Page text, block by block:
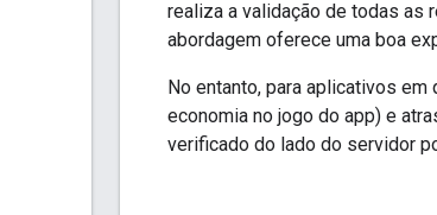
realiza a validação de todas as
abordagem oferece uma boa
No entanto, para aplicativos
economia no jogo do app) e
verificado do lado do servidor